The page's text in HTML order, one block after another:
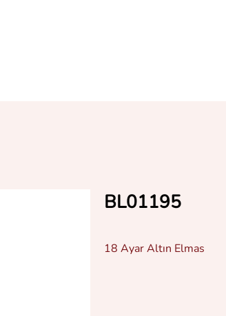
BL01195
18 Ayar Altın Elmas